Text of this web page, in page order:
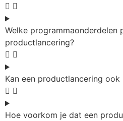
Welke programmaonderdelen
productlancering?
Kan een productlancering
Hoe voorkom je dat een